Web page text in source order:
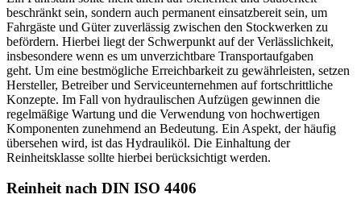
beschränkt sein, sondern auch permanent einsatzbereit sein, um
Fahrgäste und Güter zuverlässig zwischen den Stockwerken zu
befördern. Hierbei liegt der Schwerpunkt auf der Verlässlichkeit,
insbesondere wenn es um unverzichtbare Transportaufgaben
geht. Um eine bestmögliche Erreichbarkeit zu gewährleisten, setzen
Hersteller, Betreiber und Serviceunternehmen auf fortschrittliche
Konzepte. Im Fall von hydraulischen Aufzügen gewinnen die
regelmäßige Wartung und die Verwendung von hochwertigen
Komponenten zunehmend an Bedeutung. Ein Aspekt, der häufig
übersehen wird, ist das Hydrauliköl. Die Einhaltung der
Reinheitsklasse sollte hierbei berücksichtigt werden.
Reinheit nach DIN ISO 4406